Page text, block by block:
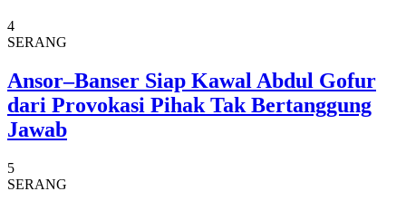
4
SERANG
Ansor–Banser Siap Kawal Abdul Gofur
dari Provokasi Pihak Tak Bertanggung
Jawab
5
SERANG